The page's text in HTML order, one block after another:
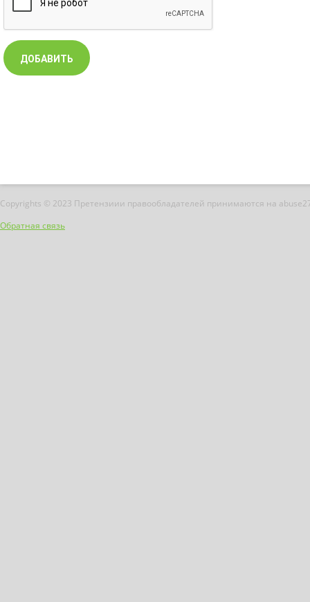
Copyrights © 2023 Претензиии правообладателей принимаются на
Обратная связь